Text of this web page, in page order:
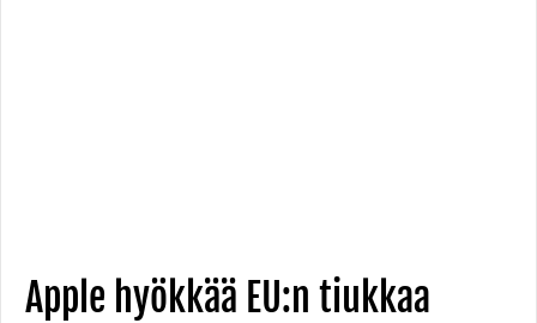
Apple hyökkää EU:n tiukkaa